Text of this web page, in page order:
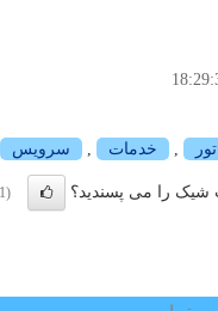
خدمات سرویس
را می پسندید؟ (1)